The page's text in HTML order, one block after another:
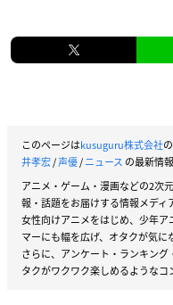
このページはkusuguru株式会社
井孝宏/声優/ニュース の最新情
アニメ・ゲーム・漫画などの2次
報・話題をお届けする情報メディ
女性向けアニメをはじめ、少年
マーにも幅を広げ、オタクが気に
さらに、アンケート・ランキン
タクがワクワク楽しめるようなコ